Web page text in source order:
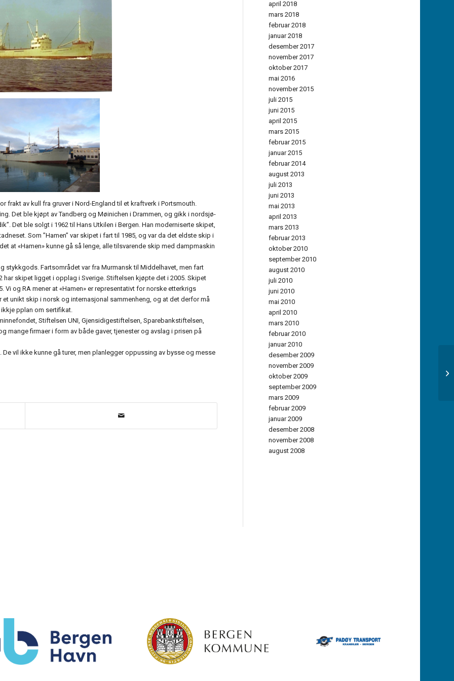
frakt av kull fra gruver i Nord-England til et kraftverk i Portsmouth.
Det ble kjøpt av Tandberg og Møinichen i Drammen, og gikk i nordsjø-
Det ble solgt i 1962 til Hans Utkilen i Bergen. Han moderniserte skipet,
Som ”Hamen” var skipet i fart til 1985, og var da det eldste skip i
at «Hamen» kunne gå så lenge, alle tilsvarende skip med dampmaskin
stykkgods. Fartsområdet var fra Murmansk til Middelhavet, men fart
har skipet ligget i opplag i Sverige. Stiftelsen kjøpte det i 2005. Skipet
Vi og RA mener at «Hamen» er representativt for norske etterkrigs
unikt skip i norsk og internasjonal sammenheng, og at det derfor må
pplan om sertifikat.
Stiftelsen UNI, Gjensidigestiftelsen, Sparebankstiftelsen,
mange firmaer i form av både gaver, tjenester og avslag i prisen på
vil ikke kunne gå turer, men planlegger oppussing av bysse og messe
april 2018
mars 2018
februar 2018
januar 2018
desember 2017
november 2017
oktober 2017
mai 2016
november 2015
juli 2015
juni 2015
april 2015
mars 2015
februar 2015
januar 2015
februar 2014
august 2013
juli 2013
juni 2013
mai 2013
april 2013
mars 2013
februar 2013
oktober 2010
september 2010
august 2010
juli 2010
juni 2010
mai 2010
april 2010
mars 2010
februar 2010
januar 2010
desember 2009
november 2009
oktober 2009
september 2009
mars 2009
februar 2009
januar 2009
desember 2008
november 2008
august 2008